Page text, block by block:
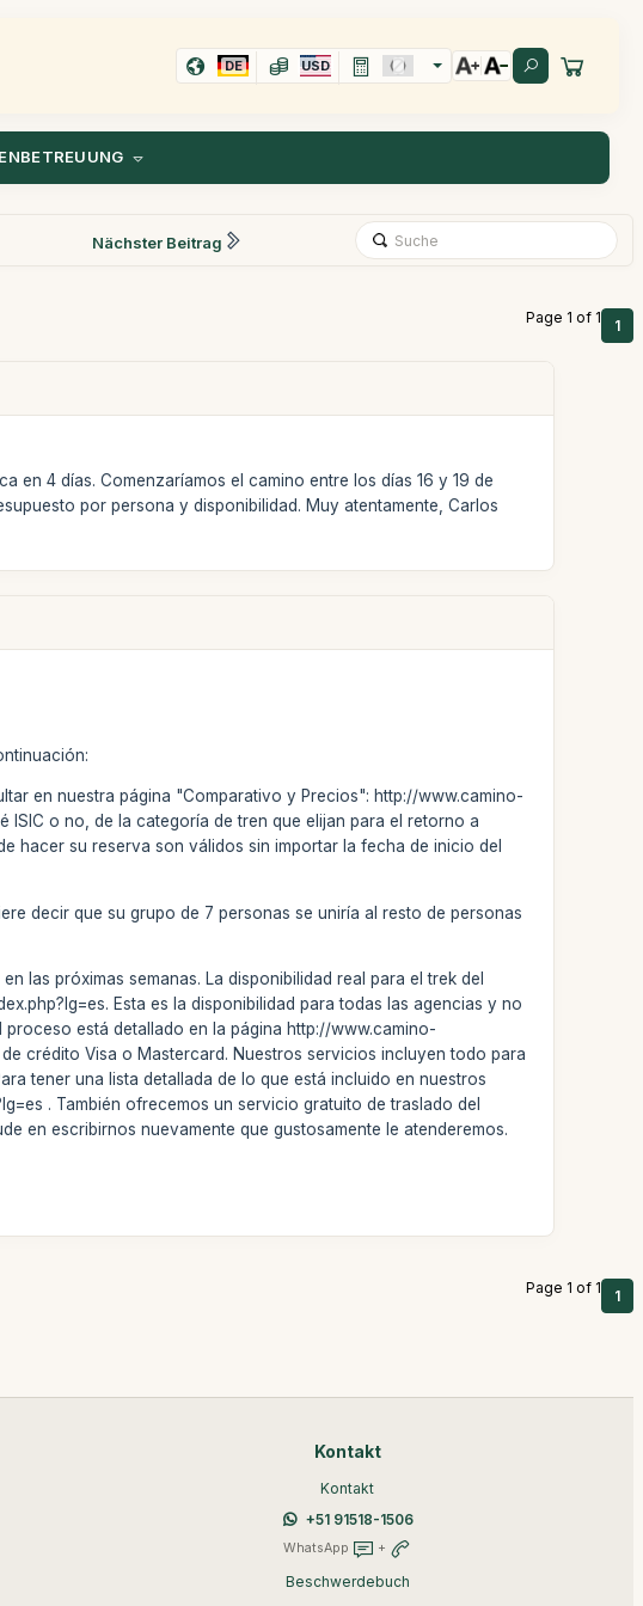
DE USD
Nächster Beitrag
Page 1 of 1 1
en 4 días. Comenzaríamos el camino entre los días 16 y 19 de
por persona y disponibilidad. Muy atentamente, Carlos
en nuestra página "Comparativo y Precios": http://www.camino-
ISIC o no, de la categoría de tren que elijan para el retorno a
hacer su reserva son válidos sin importar la fecha de inicio del
decir que su grupo de 7 personas se uniría al resto de personas
las próximas semanas. La disponibilidad real para el trek del
Esta es la disponibilidad para todas las agencias y no
está detallado en la página http://www.camino-
crédito Visa o Mastercard. Nuestros servicios incluyen todo para
tener una lista detallada de lo que está incluido en nuestros
. También ofrecemos un servicio gratuito de traslado del
en escribirnos nuevamente que gustosamente le atenderemos.
Page 1 of 1 1
Kontakt
Kontakt
+51 91518-1506
WhatsApp +
Beschwerdebuch